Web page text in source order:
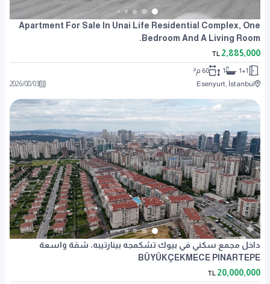
Apartment For Sale In Unai Life Residential Complex, One
Bedroom And A Living Room.
2,885,000
TL
1+1
1
60 م²
Esenyurt, İstanbul
2026/08/03
داخل مجمع سكني في بيوك تشكمجه بينارتيبه، شقة واسعة
BÜYÜKÇEKMECE PINARTEPE
20,000,000
TL